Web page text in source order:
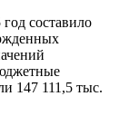
составило
147 111,5 тыс.